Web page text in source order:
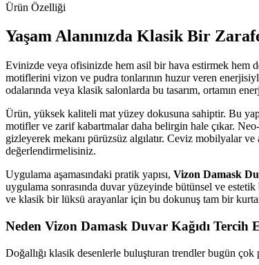
Ürün Özelliği
Yaşam Alanınızda Klasik Bir
Evinizde veya ofisinizde hem asil bir hava estirmek hem
motiflerini vizon ve pudra tonlarının huzur veren
odalarında veya klasik salonlarda bu tasarım, ortamın
Ürün, yüksek kaliteli mat yüzey dokusuna sahiptir. Bu
motifler ve zarif kabartmalar daha belirgin hale çıkar.
gizleyerek mekanı pürüzsüz algılatır. Ceviz mobilyalar
değerlendirmelisiniz.
Uygulama aşamasındaki pratik yapısı, Vizon Damask
uygulama sonrasında duvar yüzeyinde bütünsel ve
ve klasik bir lüksü arayanlar için bu dokunuş tam bir
Neden Vizon Damask Duvar Kağıdı Tercih
Doğallığı klasik desenlerle buluşturan trendler bugün